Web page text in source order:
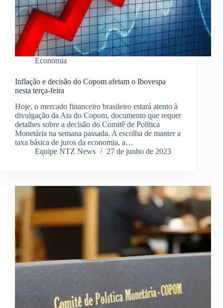
Economia
Inflação e decisão do Copom afetam o Ibovespa
nesta terça-feira
Hoje, o mercado financeiro brasileiro estará atento à
divulgação da Ata do Copom, documento que requer
detalhes sobre a decisão do Comitê de Política
Monetária na semana passada. A escolha de manter a
taxa básica de juros da economia, a…
Equipe NTZ News
27 de junho de 2023